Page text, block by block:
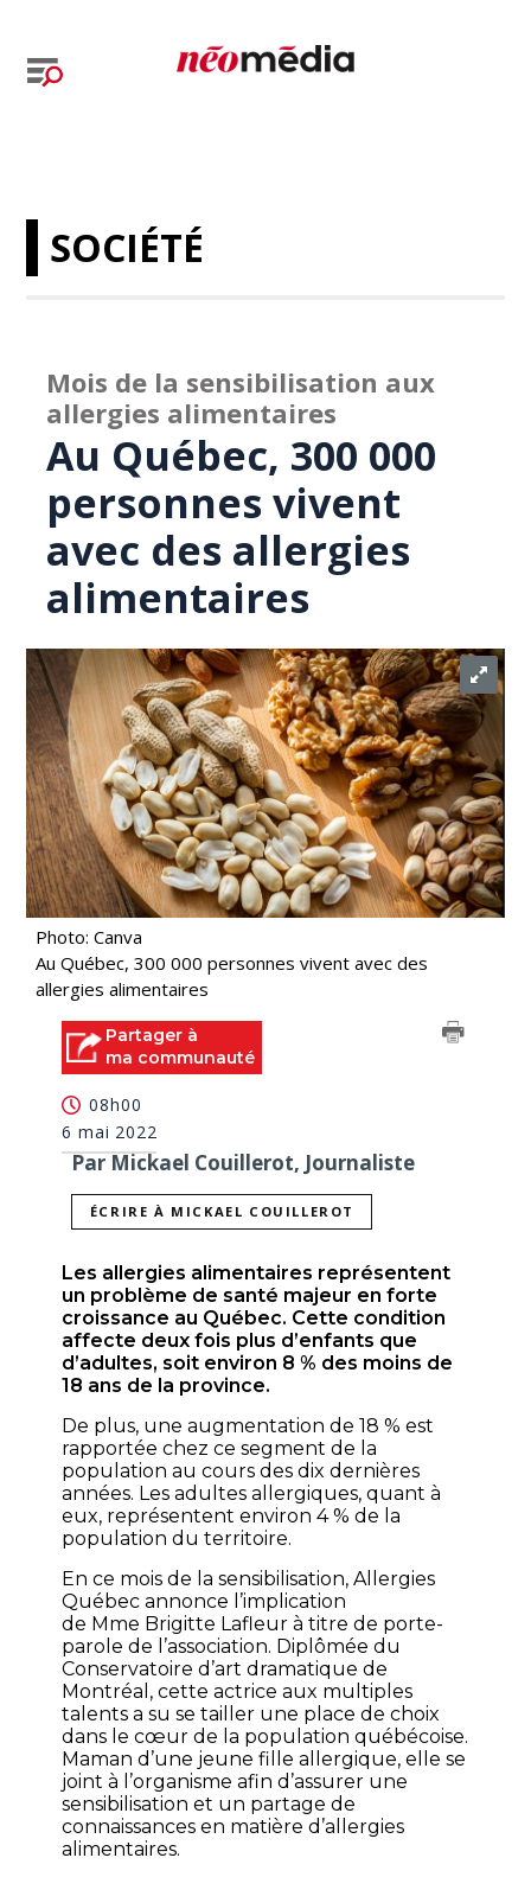
SOCIÉTÉ
Mois de la sensibilisation aux
allergies alimentaires
Au Québec, 300 000
personnes vivent
avec des allergies
alimentaires
Photo: Canva
Au Québec, 300 000 personnes vivent avec des
allergies alimentaires
Partager à
ma communauté
08h00
6 mai 2022
Par Mickael Couillerot, Journaliste
ÉCRIRE À MICKAEL COUILLEROT
Les allergies alimentaires représentent
un problème de santé majeur en forte
croissance au Québec. Cette condition
affecte deux fois plus d’enfants que
d’adultes, soit environ 8 % des moins de
18 ans de la province.
De plus, une augmentation de 18 % est
rapportée chez ce segment de la
population au cours des dix dernières
années. Les adultes allergiques, quant à
eux, représentent environ 4 % de la
population du territoire.
En ce mois de la sensibilisation,Allergies
Québec annonce l’implication
de Mme Brigitte Lafleur à titre de porte-
parole de l’association. Diplômée du
Conservatoire d’art dramatique de
Montréal, cette actrice aux multiples
talents a su se tailler une place de choix
dans le cœur de la population québécoise.
Maman d’une jeune fille allergique, elle se
joint à l’organisme afin d’assurer une
sensibilisation et un partage de
connaissances en matière d’allergies
alimentaires.